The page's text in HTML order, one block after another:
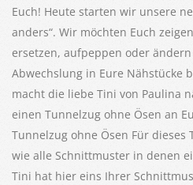
Euch! Heute starten wir unsere
anders“. Wir möchten Euch
ersetzen, aufpeppen oder
Abwechslung in Eure Nähstücke
macht die liebe Tini von Paulina
einen Tunnelzug ohne Ösen an
Tunnelzug ohne Ösen Für
wie alle Schnittmuster in denen
Tini hat hier eins Ihrer